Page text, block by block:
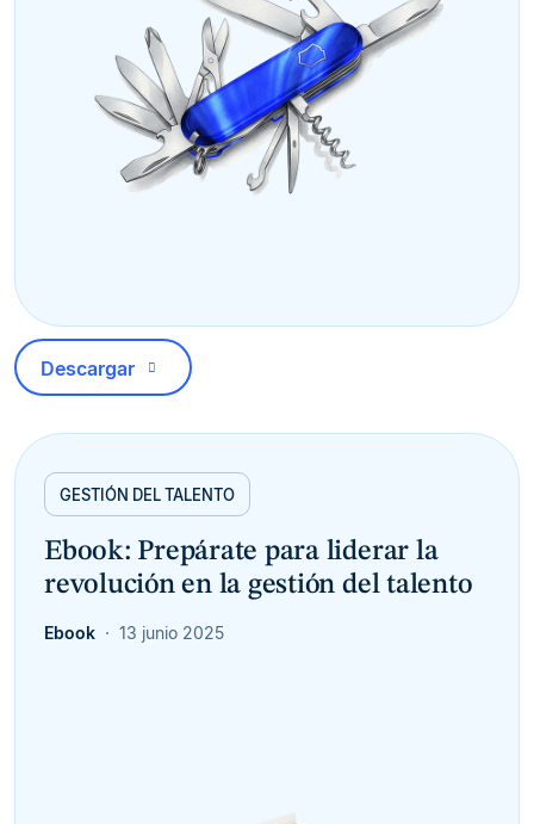
Descargar
GESTIÓN DEL TALENTO
Ebook: Prepárate para liderar la
revolución en la gestión del talento
Ebook 13 junio 2025